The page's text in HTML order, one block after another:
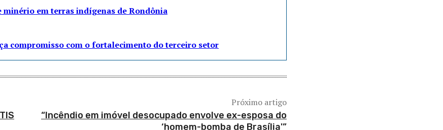
em terras indígenas de Rondônia
compromisso com o fortalecimento do terceiro setor
Próximo artigo
“Incêndio em imóvel desocupado envolve ex-esposa do
‘homem-bomba de Brasília'”